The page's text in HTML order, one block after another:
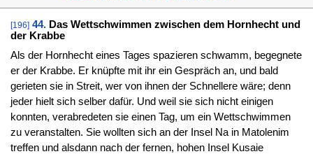
[196] 44. Das Wettschwimmen zwischen dem Hornhecht und
der Krabbe
Als der Hornhecht eines Tages spazieren schwamm, begegnete
er der Krabbe. Er knüpfte mit ihr ein Gespräch an, und bald
gerieten sie in Streit, wer von ihnen der Schnellere wäre; denn
jeder hielt sich selber dafür. Und weil sie sich nicht einigen
konnten, verabredeten sie einen Tag, um ein Wettschwimmen
zu veranstalten. Sie wollten sich an der Insel Na in Matolenim
treffen und alsdann nach der fernen, hohen Insel Kusaie